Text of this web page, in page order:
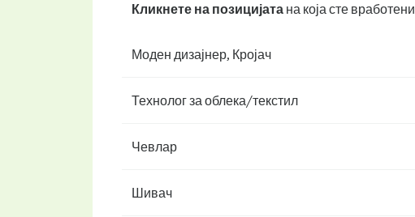
Кликнете на позицијата на која сте
Моден дизајнер, Кројач
Технолог за облека/текстил
Чевлар
Шивач